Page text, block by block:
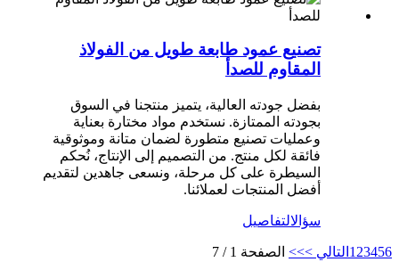
تصنيع عمود طابعة طويل من الفولاذ
المقاوم للصدأ
بفضل جودته العالية، يتميز منتجنا في السوق
بجودته الممتازة. نستخدم مواد مختارة بعناية
وعمليات تصنيع متطورة لضمان متانة وموثوقية
فائقة لكل منتج. من التصميم إلى الإنتاج، نُحكم
السيطرة على كل مرحلة، ونسعى جاهدين لتقديم
أفضل المنتجات لعملائنا.
سؤالالتفاصيل
1 23456 التالي >>> الصفحة 1 / 7